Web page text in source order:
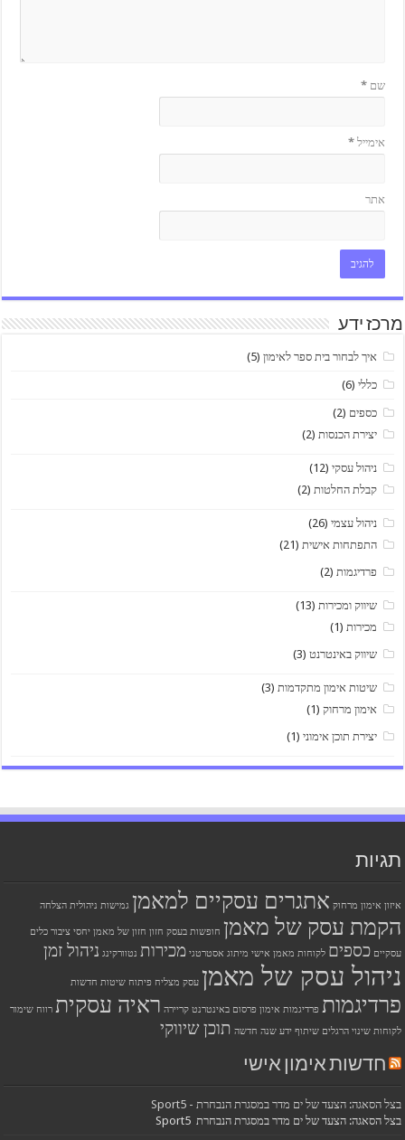
שם*
אימייל*
אתר
מרכז ידע
איך לבחור בית ספר לאימון (5)
כללי (6)
כספים (2)
יצירת הכנסות (2)
ניהול עסקי (12)
קבלת החלטות (2)
ניהול עצמי (26)
התפתחות אישית (21)
פרדיגמות (2)
שיווק ומכירות (13)
מכירות (1)
שיווק באינטרנט (3)
שיטות אימון מתקדמות (3)
אימון מרחוק (1)
יצירת תוכן אימוני (1)
תגיות
איזון אימון מרחוק אתגרים עסקיים למאמן גמישות ניהולית הצלחה
הקמת עסק של מאמן חופשות בעסק חזון חזון של מאמן יחסי ציבור כלים
עסקיים כספים לקוחות מאמן אישי מיתוג אסטרטגי מכירות נטוורקינג ניהול זמן
ניהול עסק של מאמן עסק מצליח פיתוח שיטות חדשות
פרדיגמות פרדיגמות אימון פרסום באינטרנט קריירה ראיה עסקית רווח שימור
לקוחות שינוי הרגלים שיתוף ידע שנה חדשה תוכן שיווקי
חדשות אימון אישי
בצל הסאגה: הצעד של ים מדר במסגרת הנבחרת - Sport5
בצל הסאגה: הצעד של ים מדר במסגרת הנבחרת Sport5